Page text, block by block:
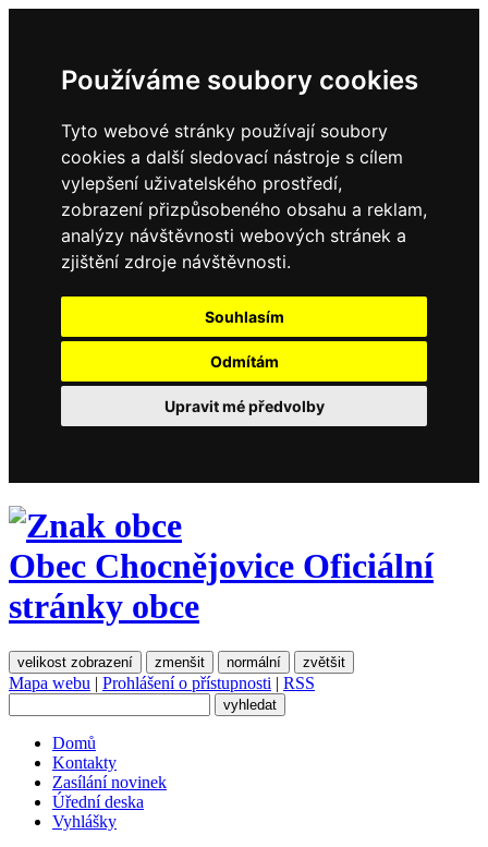
Používáme soubory cookies
Tyto webové stránky používají soubory
cookies a další sledovací nástroje s cílem
vylepšení uživatelského prostředí,
zobrazení přizpůsobeného obsahu a reklam,
analýzy návštěvnosti webových stránek a
zjištění zdroje návštěvnosti.
Souhlasím
Odmítám
Upravit mé předvolby
Obec Chocnějovice Oficiální
stránky obce
velikost zobrazení zmenšit normální zvětšit
Mapa webu | Prohlášení o přístupnosti | RSS
Domů
Kontakty
Zasílání novinek
Úřední deska
Vyhlášky